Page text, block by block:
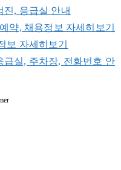
진, 응급실 안내
약, 채용정보 자세히보기
보 자세히보기
급실, 주차장, 전화번호 안